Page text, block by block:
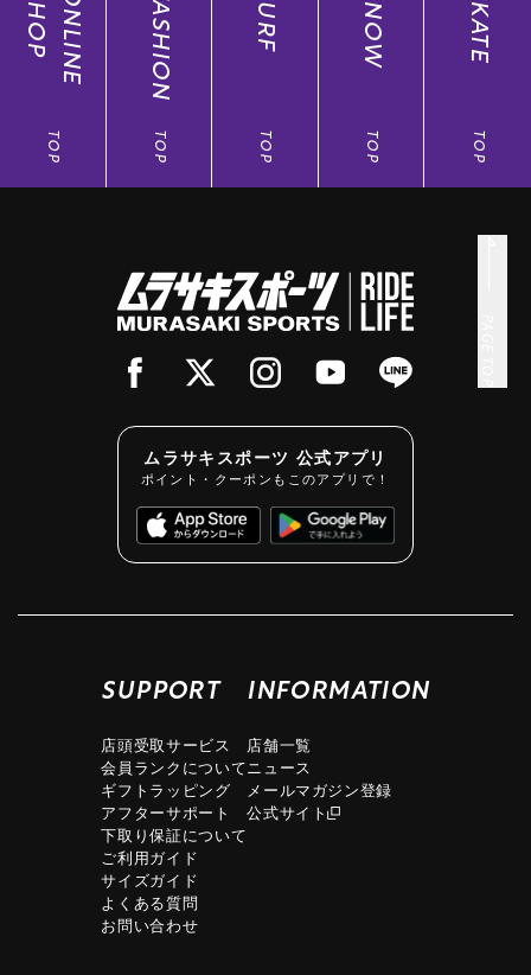
ONLINE
SHOP
TOP
FASHION
TOP
SURF
TOP
SNOW
TOP
SKATE
TOP
ムラサキスポーツ 公式アプリ
ポイント・クーポンもこのアプリで！
SUPPORT
店頭受取サービス
会員ランクについて
ギフトラッピング
アフターサポート
下取り保証について
ご利用ガイド
サイズガイド
よくある質問
お問い合わせ
INFORMATION
店舗一覧
ニュース
メールマガジン登録
公式サイト